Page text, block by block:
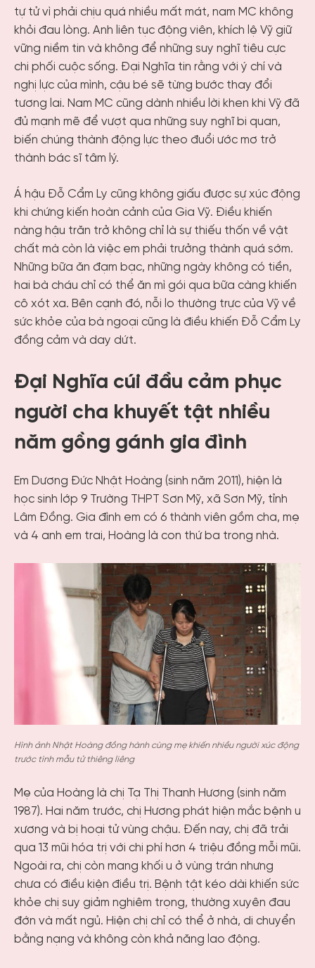
tự tử vì phải chịu quá nhiều mất mát, nam MC không
khỏi đau lòng. Anh liên tục động viên, khích lệ Vỹ giữ
vững niềm tin và không để những suy nghĩ tiêu cực
chi phối cuộc sống. Đại Nghĩa tin rằng với ý chí và
nghị lực của mình, cậu bé sẽ từng bước thay đổi
tương lai. Nam MC cũng dành nhiều lời khen khi Vỹ đã
đủ mạnh mẽ để vượt qua những suy nghĩ bi quan,
biến chúng thành động lực theo đuổi ước mơ trở
thành bác sĩ tâm lý.
Á hậu Đỗ Cẩm Ly cũng không giấu được sự xúc động
khi chứng kiến hoàn cảnh của Gia Vỹ. Điều khiến
nàng hậu trăn trở không chỉ là sự thiếu thốn về vật
chất mà còn là việc em phải trưởng thành quá sớm.
Những bữa ăn đạm bạc, những ngày không có tiền,
hai bà cháu chỉ có thể ăn mì gói qua bữa càng khiến
cô xót xa. Bên cạnh đó, nỗi lo thường trực của Vỹ về
sức khỏe của bà ngoại cũng là điều khiến Đỗ Cẩm Ly
đồng cảm và day dứt.
Đại Nghĩa cúi đầu cảm phục
người cha khuyết tật nhiều
năm gồng gánh gia đình
Em Dương Đức Nhật Hoàng (sinh năm 2011), hiện là
học sinh lớp 9 Trường THPT Sơn Mỹ, xã Sơn Mỹ, tỉnh
Lâm Đồng. Gia đình em có 6 thành viên gồm cha, mẹ
và 4 anh em trai, Hoàng là con thứ ba trong nhà.
Hình ảnh Nhật Hoàng đồng hành cùng mẹ khiến nhiều người xúc động
trước tình mẫu tử thiêng liêng
Mẹ của Hoàng là chị Tạ Thị Thanh Hương (sinh năm
1987). Hai năm trước, chị Hương phát hiện mắc bệnh u
xương và bị hoại tử vùng chậu. Đến nay, chị đã trải
qua 13 mũi hóa trị với chi phí hơn 4 triệu đồng mỗi mũi.
Ngoài ra, chị còn mang khối u ở vùng trán nhưng
chưa có điều kiện điều trị. Bệnh tật kéo dài khiến sức
khỏe chị suy giảm nghiêm trọng, thường xuyên đau
đớn và mất ngủ. Hiện chị chỉ có thể ở nhà, di chuyển
bằng nạng và không còn khả năng lao động.